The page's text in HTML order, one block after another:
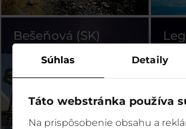
Súhlas Detaily
Táto webstránka používa
Na prispôsobenie obsahu a
Bešeňová (SK)